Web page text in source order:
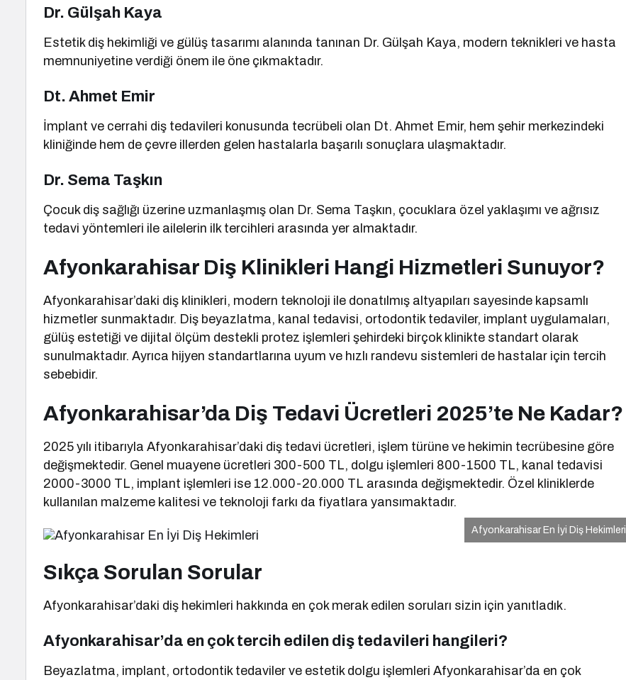
Dr. Gülşah Kaya
Estetik diş hekimliği ve gülüş tasarımı alanında tanınan Dr. Gülşah Kaya, modern teknikleri ve hasta
memnuniyetine verdiği önem ile öne çıkmaktadır.
Dt. Ahmet Emir
İmplant ve cerrahi diş tedavileri konusunda tecrübeli olan Dt. Ahmet Emir, hem şehir merkezindeki
kliniğinde hem de çevre illerden gelen hastalarla başarılı sonuçlara ulaşmaktadır.
Dr. Sema Taşkın
Çocuk diş sağlığı üzerine uzmanlaşmış olan Dr. Sema Taşkın, çocuklara özel yaklaşımı ve ağrısız
tedavi yöntemleri ile ailelerin ilk tercihleri arasında yer almaktadır.
Afyonkarahisar Diş Klinikleri Hangi Hizmetleri Sunuyor?
Afyonkarahisar’daki diş klinikleri, modern teknoloji ile donatılmış altyapıları sayesinde kapsamlı
hizmetler sunmaktadır. Diş beyazlatma, kanal tedavisi, ortodontik tedaviler, implant uygulamaları,
gülüş estetiği ve dijital ölçüm destekli protez işlemleri şehirdeki birçok klinikte standart olarak
sunulmaktadır. Ayrıca hijyen standartlarına uyum ve hızlı randevu sistemleri de hastalar için tercih
sebebidir.
Afyonkarahisar’da Diş Tedavi Ücretleri 2025’te Ne Kadar?
2025 yılı itibarıyla Afyonkarahisar’daki diş tedavi ücretleri, işlem türüne ve hekimin tecrübesine göre
değişmektedir. Genel muayene ücretleri 300-500 TL, dolgu işlemleri 800-1500 TL, kanal tedavisi
2000-3000 TL, implant işlemleri ise 12.000-20.000 TL arasında değişmektedir. Özel kliniklerde
kullanılan malzeme kalitesi ve teknoloji farkı da fiyatlara yansımaktadır.
Afyonkarahisar En İyi Diş Hekimleri
Sıkça Sorulan Sorular
Afyonkarahisar’daki diş hekimleri hakkında en çok merak edilen soruları sizin için yanıtladık.
Afyonkarahisar’da en çok tercih edilen diş tedavileri hangileri?
Beyazlatma, implant, ortodontik tedaviler ve estetik dolgu işlemleri Afyonkarahisar’da en çok